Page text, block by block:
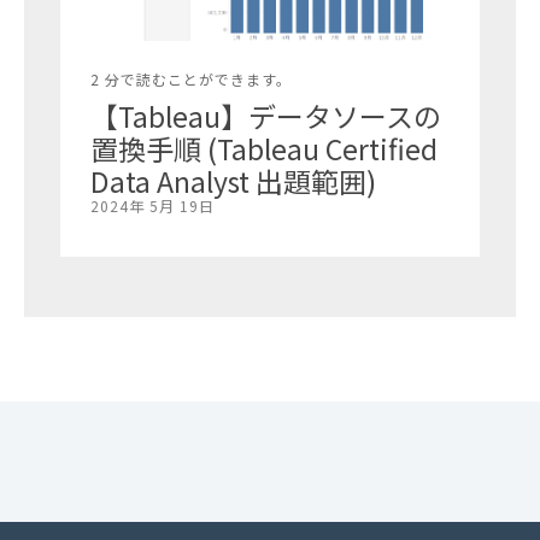
2 分で読むことができます。
【Tableau】データソースの
置換手順 (Tableau Certified
Data Analyst 出題範囲)
2024年 5月 19日